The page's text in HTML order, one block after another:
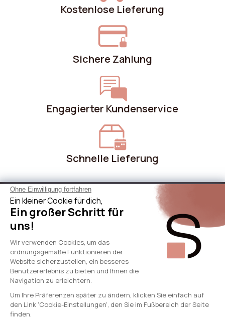
Kostenlose Lieferung
Sichere Zahlung
Engagierter Kundenservice
Schnelle Lieferung
Über Sicaan
Unsere Leistungen
Brauche Hilfe
International